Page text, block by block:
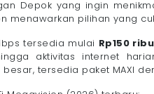
Depok yang ingin
menawarkan pilihan yang
tersedia mulai Rp150
aktivitas internet
tersedia paket MAXI